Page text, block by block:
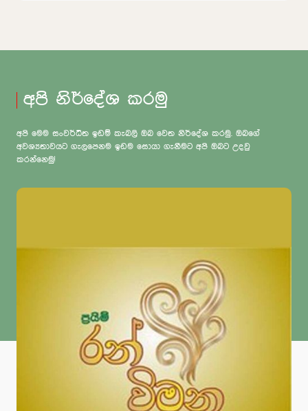
අපි නිර්දේශ කරමු
අපි මෙම සංවර්ධිත ඉඩම් කැබලි ඔබ වෙත නිර්දේශ කරමු. ඔබගේ
අවශ්‍යතාවයට ගැලපෙනම ඉඩම සොයා ගැනීමට අපි ඔබට උදවු
කරන්නෙමු!